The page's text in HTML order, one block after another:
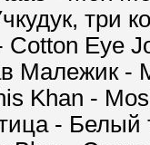
три
Cotton Eye
Малежик -
Khan -
- Белый